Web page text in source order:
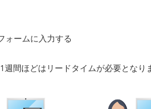
ォームに入力する
間ほどはリードタイムが必要となり